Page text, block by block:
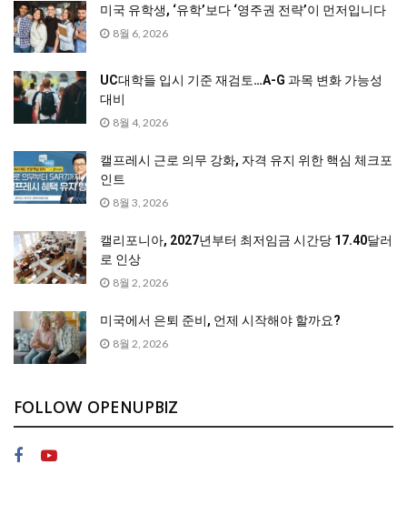
미국 유학생, ‘유학’보다 ‘영주권 전략’이 먼저입니다
8월 6, 2026
UC대학들 입시 기준 재검토…A-G 과목 변화 가능성
대비
8월 4, 2026
캘프레시 근로 의무 강화, 자격 유지 위한 핵심 체크포
인트
8월 3, 2026
캘리포니아, 2027년부터 최저임금 시간당 17.40달러
로 인상
8월 2, 2026
미국에서 은퇴 준비, 언제 시작해야 할까요?
8월 2, 2026
FOLLOW OPENUPBIZ